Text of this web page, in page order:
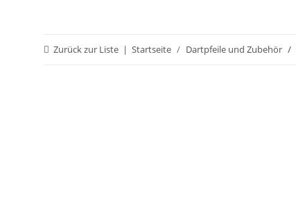
Zurück zur Liste Startseite Dartpfeile und Zubehör